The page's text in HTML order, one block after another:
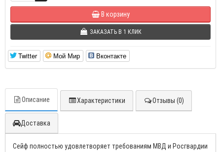
В корзину
ЗАКАЗАТЬ В 1 КЛИК
Twitter Мой Мир Вконтакте
Описание Характеристики Отзывы (0)
Доставка
Сейф полностью удовлетворяет требованиям МВД и Росгвардии